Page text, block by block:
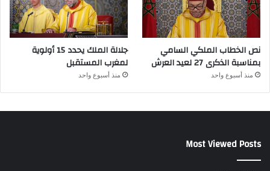
نص الخطاب الملكي السامي
بمناسبة الذكرى 27 لعيد العرش
منذ أسبوع واحد
جلالة الملك يحدد 15 أولوية
لمغرب المستقبل
منذ أسبوع واحد
Most Viewed Posts